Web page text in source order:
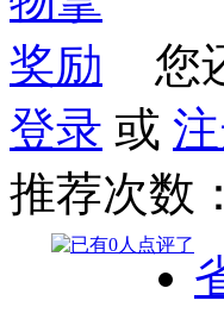
您
登录 或
推荐次数：